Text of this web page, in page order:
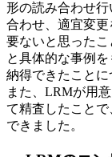
形の読み合わせ
合わせ、適宜変
要ないと思ったこ
と具体的な事例
納得できたことに
また、LRMが用
て精査したこと
できました。